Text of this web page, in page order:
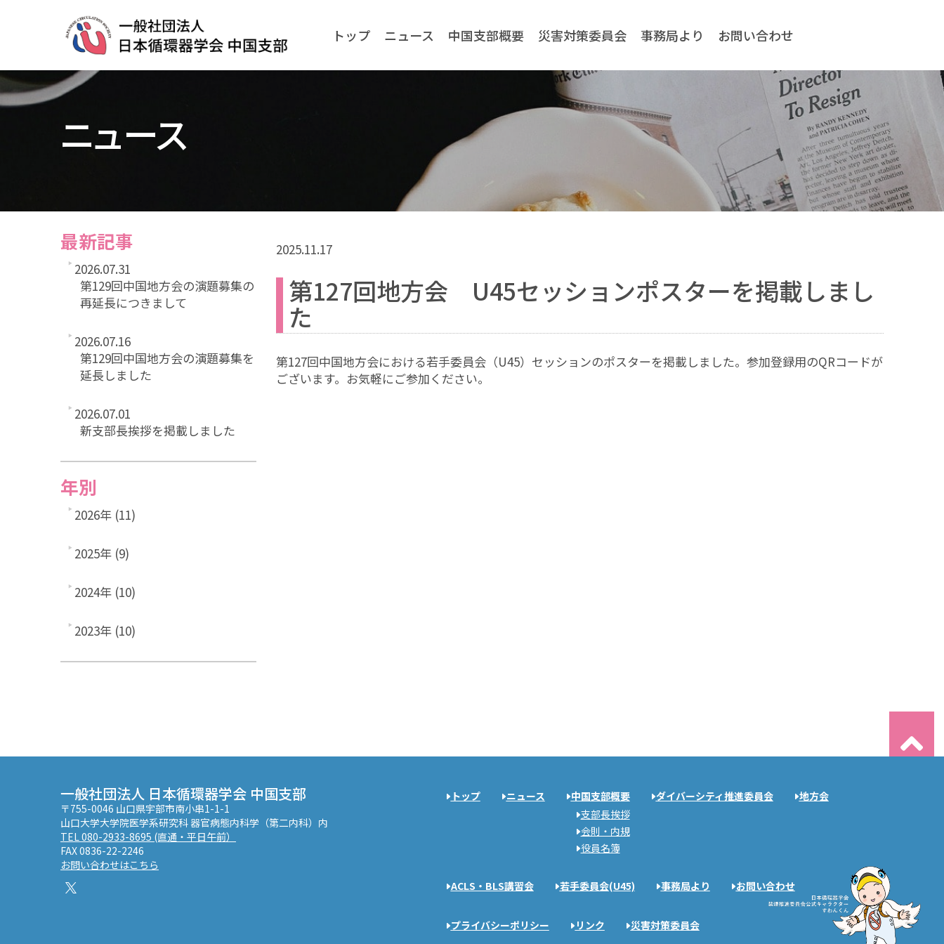
トップ ニュース 中国支部概要 災害対策委員会 事務局より お問い合わせ
ニュース
2025.11.17
第127回地方会 U45セッションポスターを掲載しまし
た
第127回中国地方会における若手委員会（U45）セッションのポスターを掲載しました。参加登録用のQRコードが
ございます。お気軽にご参加ください。
最新記事
2026.07.31
第129回中国地方会の演題募集の
再延長につきまして
2026.07.16
第129回中国地方会の演題募集を
延長しました
2026.07.01
新支部長挨拶を掲載しました
年別
2026年 (11)
2025年 (9)
2024年 (10)
2023年 (10)
一般社団法人 日本循環器学会 中国支部
〒755-0046 山口県宇部市南小串1-1-1
山口大学大学院医学系研究科 器官病態内科学（第二内科）内
TEL 080-2933-8695 (直通・平日午前）
FAX 0836-22-2246
お問い合わせはこちら
トップ ニュース
中国支部概要
支部長挨拶
会則・内規
役員名簿
ダイバーシティ推進委員会 地方会
ACLS・BLS講習会 若手委員会(U45) 事務局より お問い合わせ
プライバシーポリシー リンク 災害対策委員会